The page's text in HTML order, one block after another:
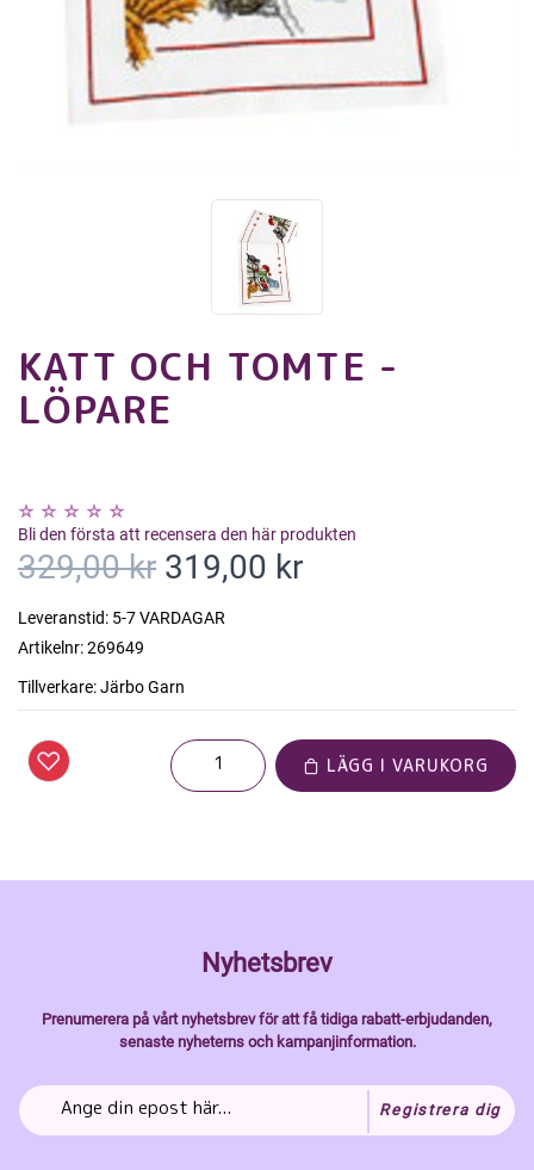
KATT OCH TOMTE -
LÖPARE
Bli den första att recensera den här produkten
329,00 kr 319,00 kr
Leveranstid: 5-7 VARDAGAR
Artikelnr:269649
Tillverkare:Järbo Garn
LÄGG I VARUKORG
Nyhetsbrev
Prenumerera på vårt nyhetsbrev för att få tidiga rabatt-erbjudanden,
senaste nyheterns och kampanjinformation.
Registrera dig